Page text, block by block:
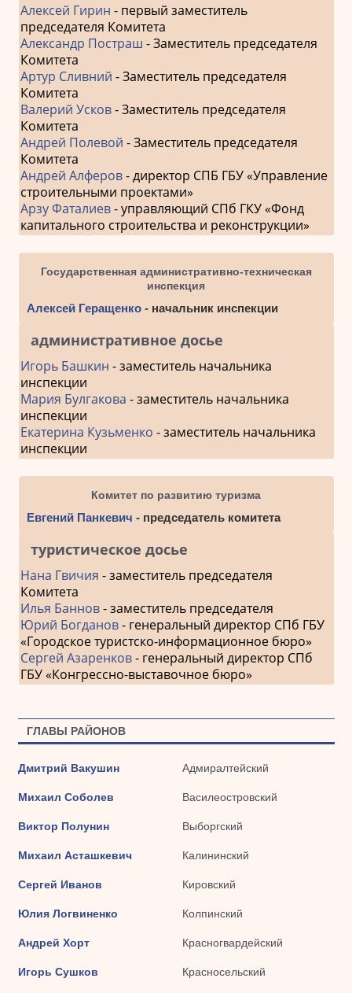
Алексей Гирин - первый заместитель
председателя Комитета
Александр Постраш - Заместитель председателя
Комитета
Артур Сливний - Заместитель председателя
Комитета
Валерий Усков- Заместитель председателя
Комитета
Андрей Полевой - Заместитель председателя
Комитета
Андрей Алферов- директор СПБ ГБУ «Управление
строительными проектами»
Арзу Фаталиев- управляющий СПб ГКУ «Фонд
капитального строительства и реконструкции»
Государственная административно-техническая
инспекция
Алексей Геращенко- начальник инспекции
административное досье
Игорь Башкин - заместитель начальника
инспекции
Мария Булгакова - заместитель начальника
инспекции
Екатерина Кузьменко - заместитель начальника
инспекции
Комитет по развитию туризма
Евгений Панкевич - председатель комитета
туристическое досье
Нана Гвичия - заместитель председателя
Комитета
Илья Баннов- заместитель председателя
Юрий Богданов- генеральный директор СПб ГБУ
«Городское туристско-информационное бюро»
Сергей Азаренков- генеральный директор СПб
ГБУ «Конгрессно-выставочное бюро»
ГЛАВЫ РАЙОНОВ
Дмитрий Вакушин Адмиралтейский
Михаил Соболев Василеостровский
Виктор Полунин Выборгский
Михаил Асташкевич Калининский
Сергей Иванов Кировский
Юлия Логвиненко Колпинский
Андрей Хорт Красногвардейский
Игорь Сушков Красносельский